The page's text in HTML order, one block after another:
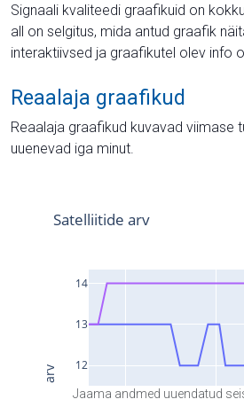
Signaali kvaliteedi graafikuid on
all on selgitus, mida antud graafik
interaktiivsed ja graafikutel olev info
Reaalaja graafikud
Reaalaja graafikud kuvavad viimase
uuenevad iga minut.
Jaama andmed uuendatud